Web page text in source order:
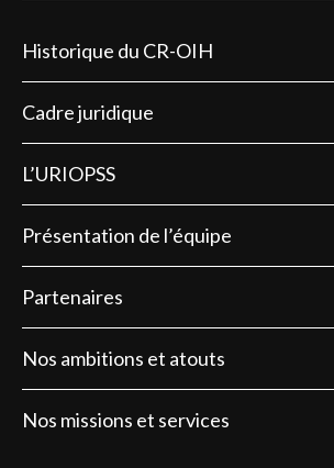
Historique du CR-OIH
Cadre juridique
L’URIOPSS
Présentation de l’équipe
Partenaires
Nos ambitions et atouts
Nos missions et services